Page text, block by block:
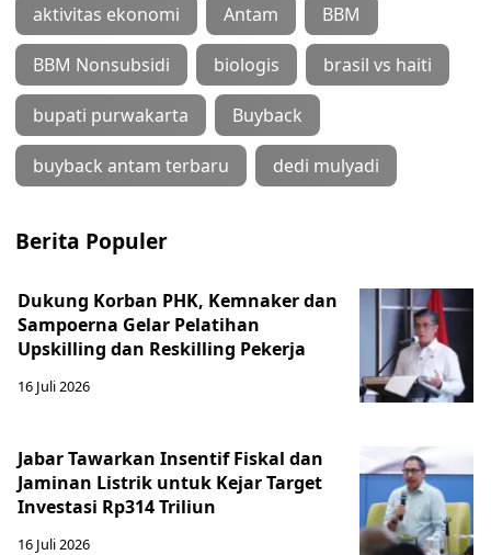
aktivitas ekonomi Antam BBM
BBM Nonsubsidi biologis brasil vs haiti
bupati purwakarta Buyback
buyback antam terbaru dedi mulyadi
Berita Populer
Dukung Korban PHK, Kemnaker dan
Sampoerna Gelar Pelatihan
Upskilling dan Reskilling Pekerja
16 Juli 2026
Jabar Tawarkan Insentif Fiskal dan
Jaminan Listrik untuk Kejar Target
Investasi Rp314 Triliun
16 Juli 2026